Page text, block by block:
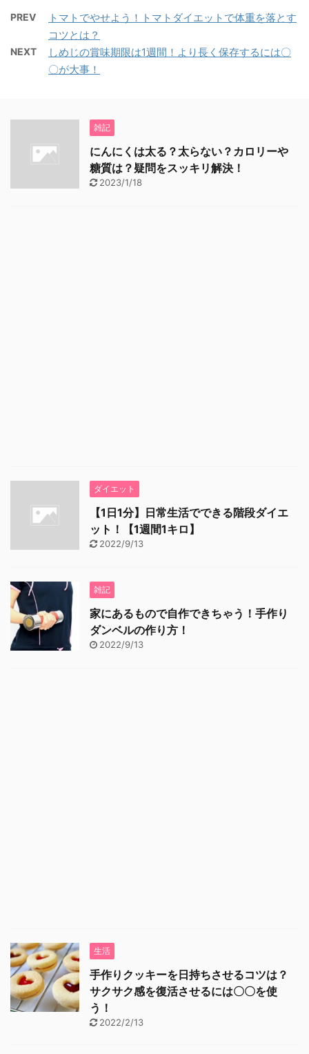
PREV
トマトでやせよう！トマトダイエットで体重を落とす
コツとは？
NEXT
しめじの賞味期限は1週間！より長く保存するには〇
〇が大事！
雑記
にんにくは太る？太らない？カロリーや
糖質は？疑問をスッキリ解決！
2023/1/18
ダイエット
【1日1分】日常生活でできる階段ダイエ
ット！【1週間1キロ】
2022/9/13
雑記
家にあるもので自作できちゃう！手作り
ダンベルの作り方！
2022/9/13
生活
手作りクッキーを日持ちさせるコツは？
サクサク感を復活させるには〇〇を使
う！
2022/2/13